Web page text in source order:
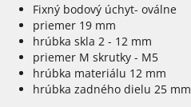
Fixný bodový úchyt- oválne
priemer 19 mm
hrúbka skla 2 - 12 mm
priemer M skrutky - M5
hrúbka materiálu 12 mm
hrúbka zadného dielu 25 mm